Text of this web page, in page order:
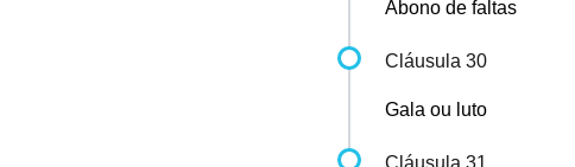
Abono de faltas
Cláusula 30
Gala ou luto
Cláusula 31